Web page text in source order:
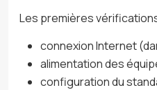
Les premières
connexion Internet
alimentation des
configuration du